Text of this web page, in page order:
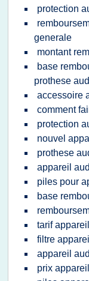
protection
generale
montant
base
prothese
accessoire
comment
protection
nouvel
prothese
appareil
piles pour
base
tarif
filtre
appareil
prix